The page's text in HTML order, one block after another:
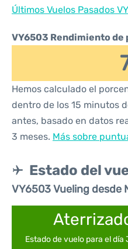
Últimos Vuelos Pasados
VY6503 Rendimiento de
Hemos calculado el
dentro de los 15 minutos
antes, basado en datos
3 meses. Más sobre
Estado del
VY6503 Vueling desde
Estado de vuelo para el